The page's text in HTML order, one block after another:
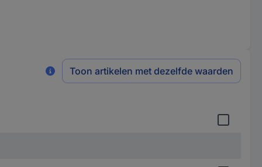
Toon artikelen met dezelfde waarden